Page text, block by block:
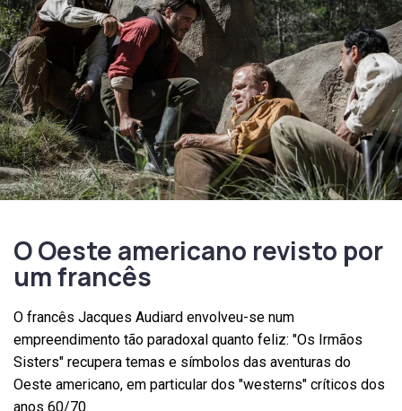
O Oeste americano revisto por
um francês
O francês Jacques Audiard envolveu-se num
empreendimento tão paradoxal quanto feliz: "Os Irmãos
Sisters" recupera temas e símbolos das aventuras do
Oeste americano, em particular dos "westerns" críticos dos
anos 60/70.